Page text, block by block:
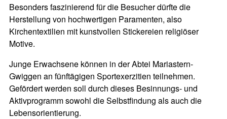
Besonders faszinierend für die Besucher dürfte die
Herstellung von hochwertigen Paramenten, also
Kirchentextilien mit kunstvollen Stickereien religiöser
Motive.
Junge Erwachsene können in der Abtei Mariastern-
Gwiggen an fünftägigen Sportexerzitien teilnehmen.
Gefördert werden soll durch dieses Besinnungs- und
Aktivprogramm sowohl die Selbstfindung als auch die
Lebensorientierung.